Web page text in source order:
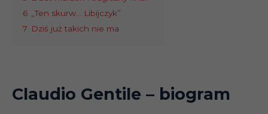
6
„Ten skurw… Libijczyk”
7 Dziś już takich nie ma
Claudio Gentile – biogram